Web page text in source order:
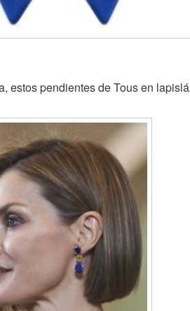
estos pendientes de Tous en